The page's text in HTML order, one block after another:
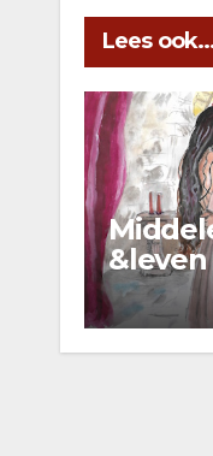
Lees
&leven
2026